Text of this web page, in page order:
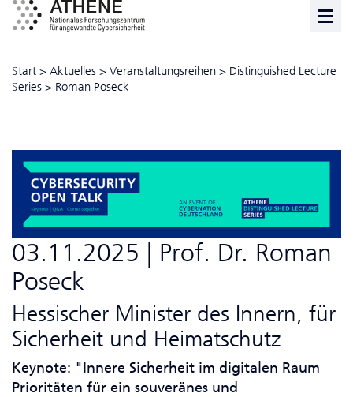
Start > Aktuelles > Veranstaltungsreihen > Distinguished Lecture
Series > Roman Poseck
03.11.2025 | Prof. Dr. Roman
Poseck
Hessischer Minister des Innern, für
Sicherheit und Heimatschutz
Keynote: "Innere Sicherheit im digitalen Raum –
Prioritäten für ein souveränes und